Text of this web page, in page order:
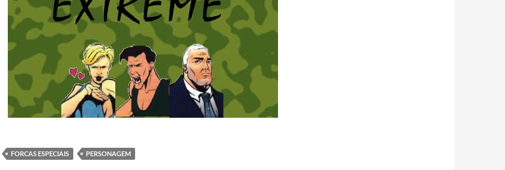
FORCAS ESPECIAIS PERSONAGEM